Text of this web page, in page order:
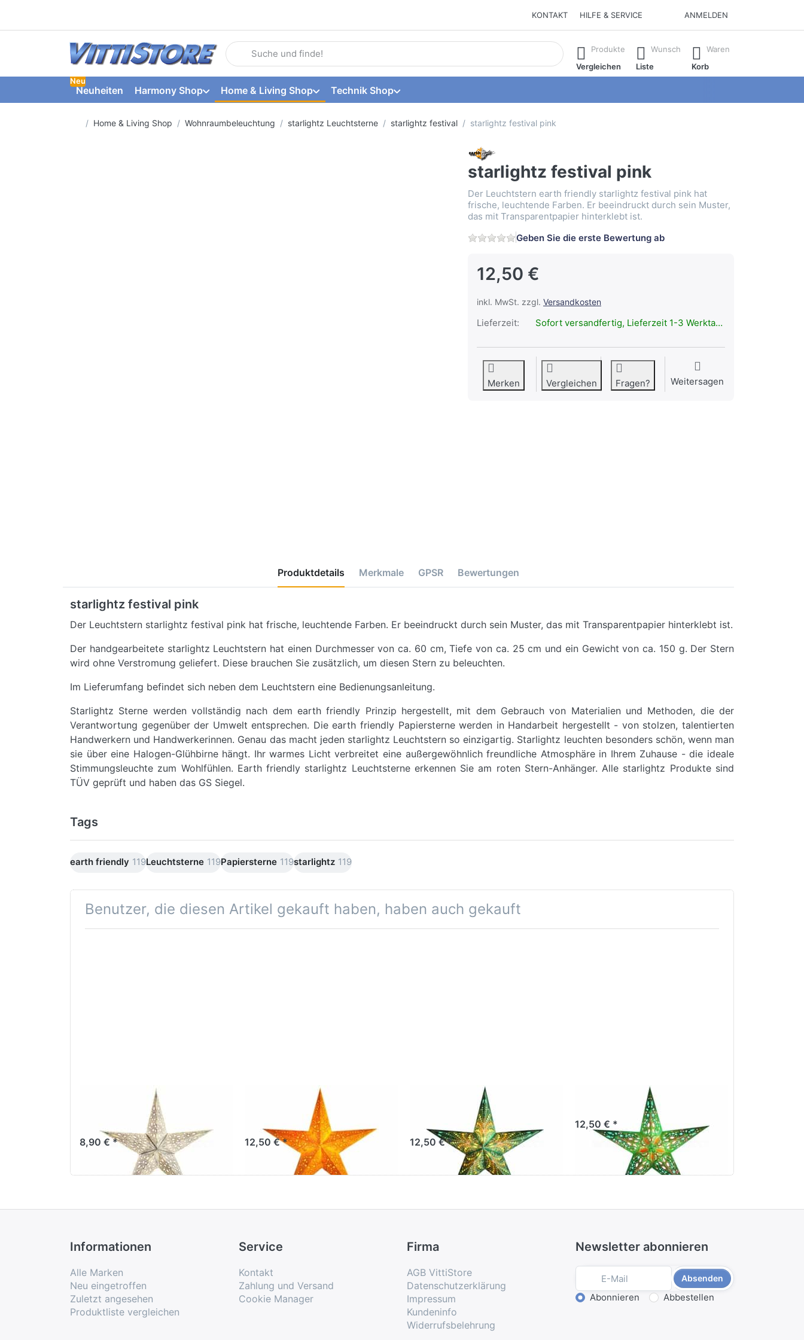
KONTAKT HILFE & SERVICE ANMELDEN
Geben Sie einen Suchbegriff ein. Während Sie tippen, erscheinen automatisch erste Ergebnisse. Drücken Sie die Eingabetaste, um alle
Produkte
Vergleichen
Wunsch
Liste
Waren
Korb
Neuheiten
Neu
Harmony Shop Home & Living Shop Technik Shop
Startseite
Home & Living Shop Wohnraumbeleuchtung starlightz Leuchtsterne starlightz festival starlightz festival pink
starlightz festival pink
Der Leuchtstern earth friendly starlightz festival pink hat
frische, leuchtende Farben. Er beeindruckt durch sein Muster,
das mit Transparentpapier hinterklebt ist.
Geben Sie die erste Bewertung ab
12,50 €
inkl. MwSt. zzgl. Versandkosten
Lieferzeit: Sofort versandfertig, Lieferzeit 1-3 Werktage.
Merken Vergleichen Fragen? Weitersagen
Produktdetails Merkmale GPSR Bewertungen
starlightz festival pink
Der Leuchtstern starlightz festival pink hat frische, leuchtende Farben. Er beeindruckt durch sein Muster, das mit Transparentpapier hinterklebt ist.
Der handgearbeitete starlightz Leuchtstern hat einen Durchmesser von ca. 60 cm, Tiefe von ca. 25 cm und ein Gewicht von ca. 150 g. Der Stern
wird ohne Verstromung geliefert. Diese brauchen Sie zusätzlich, um diesen Stern zu beleuchten.
Im Lieferumfang befindet sich neben dem Leuchtstern eine Bedienungsanleitung.
Starlightz Sterne werden vollständig nach dem earth friendly Prinzip hergestellt, mit dem Gebrauch von Materialien und Methoden, die der
Verantwortung gegenüber der Umwelt entsprechen. Die earth friendly Papiersterne werden in Handarbeit hergestellt - von stolzen, talentierten
Handwerkern und Handwerkerinnen. Genau das macht jeden starlightz Leuchtstern so einzigartig. Starlightz leuchten besonders schön, wenn man
sie über eine Halogen-Glühbirne hängt. Ihr warmes Licht verbreitet eine außergewöhnlich freundliche Atmosphäre in Ihrem Zuhause - die ideale
Stimmungsleuchte zum Wohlfühlen. Earth friendly starlightz Leuchtsterne erkennen Sie am roten Stern-Anhänger. Alle starlightz Produkte sind
TÜV geprüft und haben das GS Siegel.
Tags
earth friendly 119Leuchtsterne 119Papiersterne 119starlightz 119
Benutzer, die diesen Artikel gekauft haben, haben auch gekauft
starlightz mono
small white
8,90 € *
starlightz mono
12,50 € *
starlightz queen of
12,50 € *
starlightz monsoon
12,50 € *
Informationen
Alle Marken
Neu eingetroffen
Zuletzt angesehen
Produktliste vergleichen
Service
Kontakt
Zahlung und Versand
Cookie Manager
Firma
AGB VittiStore
Datenschutzerklärung
Impressum
Kundeninfo
Widerrufsbelehrung
Newsletter abonnieren
Absenden
Aktion wählen
Abonnieren Abbestellen